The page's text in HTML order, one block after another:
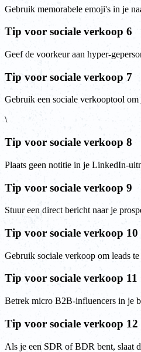
Gebruik memorabele emoji's in je
Tip voor sociale verkoop 6
Geef de voorkeur aan hyper-
Tip voor sociale verkoop 7
Gebruik een sociale verkooptool om
\
Tip voor sociale verkoop 8
Plaats geen notitie in je LinkedIn-
Tip voor sociale verkoop 9
Stuur een direct bericht naar je
Tip voor sociale verkoop 10
Gebruik sociale verkoop om leads
Tip voor sociale verkoop 11
Betrek micro B2B-influencers in je
Tip voor sociale verkoop 12
Als je een SDR of BDR bent, slaat